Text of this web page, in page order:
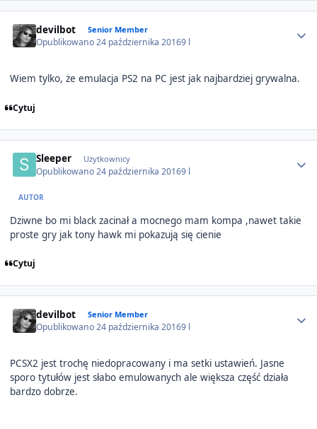
devilbot Senior Member
Opublikowano24 października 20169 l
Wiem tylko, że emulacja PS2 na PC jest jak najbardziej grywalna.
Cytuj
Sleeper Użytkownicy
Opublikowano24 października 20169 l
AUTOR
Dziwne bo mi black zacinał a mocnego mam kompa ,nawet takie
proste gry jak tony hawk mi pokazują się cienie
Cytuj
devilbot Senior Member
Opublikowano24 października 20169 l
PCSX2 jest trochę niedopracowany i ma setki ustawień. Jasne
sporo tytułów jest słabo emulowanych ale większa część działa
bardzo dobrze.